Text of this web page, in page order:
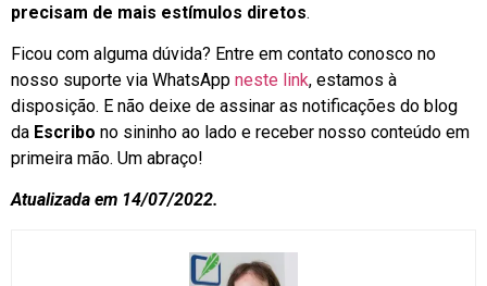
precisam de mais estímulos diretos.
Ficou com alguma dúvida? Entre em contato conosco no
nosso suporte via WhatsApp neste link, estamos à
disposição. E não deixe de assinar as notificações do blog
da Escribo no sininho ao lado e receber nosso conteúdo em
primeira mão. Um abraço!
Atualizada em 14/07/2022.